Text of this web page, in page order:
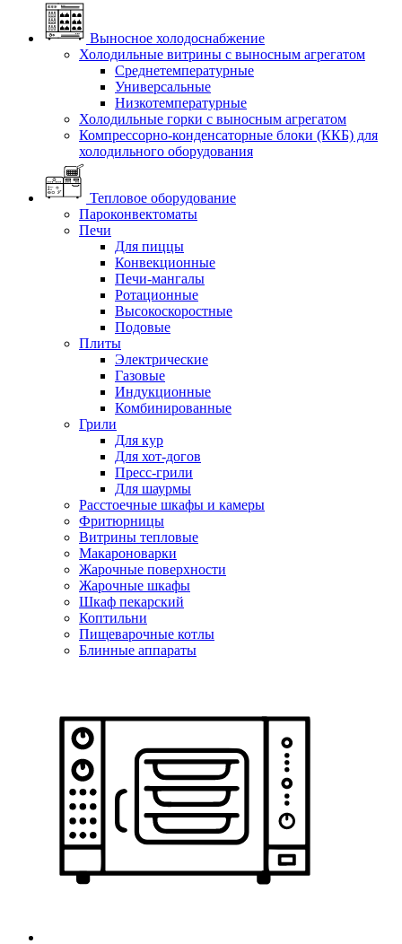
Выносное холодоснабжение
Холодильные витрины с выносным агрегатом
Среднетемпературные
Универсальные
Низкотемпературные
Холодильные горки с выносным агрегатом
Компрессорно-конденсаторные блоки (ККБ) для
холодильного оборудования
Тепловое оборудование
Пароконвектоматы
Печи
Для пиццы
Конвекционные
Печи-мангалы
Ротационные
Высокоскоростные
Подовые
Плиты
Электрические
Газовые
Индукционные
Комбинированные
Грили
Для кур
Для хот-догов
Пресс-грили
Для шаурмы
Расстоечные шкафы и камеры
Фритюрницы
Витрины тепловые
Макароноварки
Жарочные поверхности
Жарочные шкафы
Шкаф пекарский
Коптильни
Пищеварочные котлы
Блинные аппараты